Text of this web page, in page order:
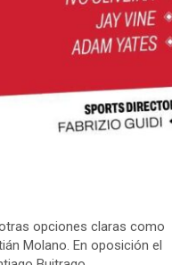
opciones claras como
Molano. En oposición el